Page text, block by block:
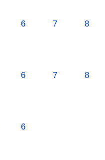
6 7 8
6 7 8
6